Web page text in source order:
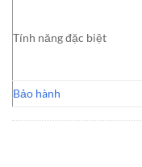
Tính năng đặc biệt
Bảo hành